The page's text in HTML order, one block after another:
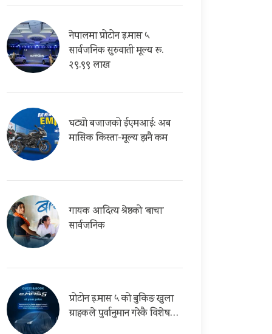
नेपालमा प्रोटोन इ.मास ५
सार्वजनिक सुरुवाती मूल्य रू.
२९.९९ लाख
घट्यो बजाजको ईएमआई: अब
मासिक किस्ता-मूल्य झनै कम
गायक आदित्य श्रेष्ठको ‘बाचा’
सार्वजनिक
प्रोटोन इ.मास ५ को बुकिङ खुला
ग्राहकले पुर्वानुमान गरेकै विशेष…